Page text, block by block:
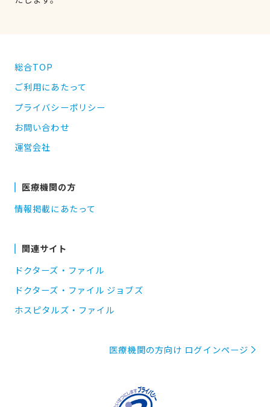
総合TOP
ご利用にあたって
プライバシーポリシー
お問い合わせ
運営会社
医療機関の方
情報掲載にあたって
関連サイト
ドクターズ・ファイル
ドクターズ・ファイル ジョブズ
ホスピタルズ・ファイル
医療機関の方向け ログインページ